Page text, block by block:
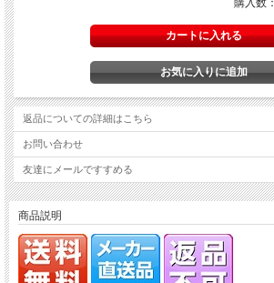
購入数：
返品についての詳細はこちら
お問い合わせ
友達にメールですすめる
商品説明